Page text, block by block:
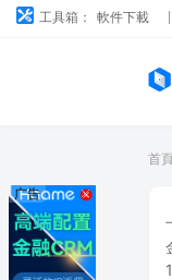
工具箱： 軟件下載
首頁
广告